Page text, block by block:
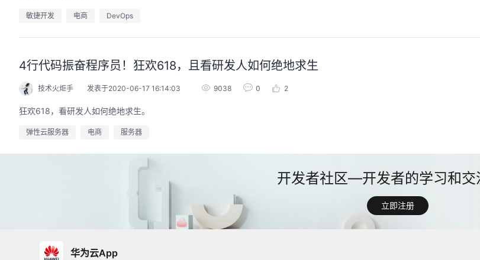
敏捷开发 电商 DevOps
4行代码振奋程序员！狂欢618，且看研发人如何绝地求生
技术火炬手 发表于2020-06-17 16:14:03 9038 0 2
狂欢618，看研发人如何绝地求生。
弹性云服务器 电商 服务器
立即注册
华为云App